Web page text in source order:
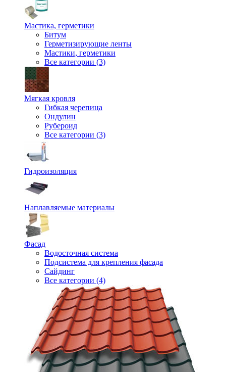
Мастика, герметики
Битум
Герметизирующие ленты
Мастики, герметики
Все категории (3)
Мягкая кровля
Гибкая черепица
Ондулин
Рубероид
Все категории (3)
Гидроизоляция
Наплавляемые материалы
Фасад
Водосточная система
Подсистема для крепления фасада
Сайдинг
Все категории (4)